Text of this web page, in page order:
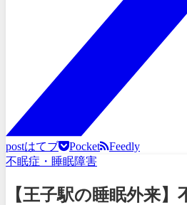
postはてブ Pocket
Feedly
不眠症・睡眠障害
【王子駅の睡眠外来